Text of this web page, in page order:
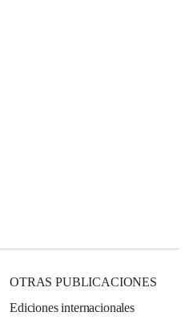
OTRAS PUBLICACIONES
Ediciones internacionales